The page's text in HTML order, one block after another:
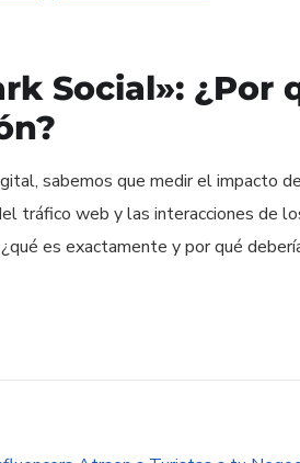
Social»: ¿Por
sabemos que medir el impacto
tráfico web y las interacciones de
es exactamente y por qué